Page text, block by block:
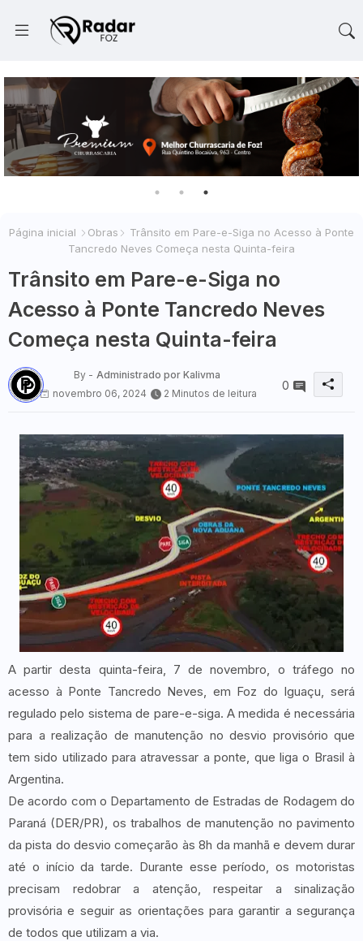
Página inicial Obras
Trânsito em Pare-e-Siga no Acesso à Ponte
Tancredo Neves Começa nesta Quinta-feira
Trânsito em Pare-e-Siga no
Acesso à Ponte Tancredo Neves
Começa nesta Quinta-feira
By - Administrado por Kalivma
novembro 06, 2024
2 Minutos de leitura
0
A partir desta quinta-feira, 7 de novembro, o tráfego no
acesso à Ponte Tancredo Neves, em Foz do Iguaçu, será
regulado pelo sistema de pare-e-siga. A medida é necessária
para a realização de manutenção no desvio provisório que
tem sido utilizado para atravessar a ponte, que liga o Brasil à
Argentina.
De acordo com o Departamento de Estradas de Rodagem do
Paraná (DER/PR), os trabalhos de manutenção no pavimento
da pista do desvio começarão às 8h da manhã e devem durar
até o início da tarde. Durante esse período, os motoristas
precisam redobrar a atenção, respeitar a sinalização
provisória e seguir as orientações para garantir a segurança
de todos que utilizam a via.